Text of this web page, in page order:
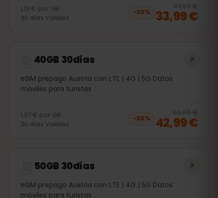
1,13 € por GB
30 días Validez
−20%
41,99 €
33,99 €
40GB 30días
eSIM prepago Austria con LTE | 4G | 5G Datos
móviles para turistas
1,07 € por GB
30 días Validez
−20%
53,99 €
42,99 €
50GB 30días
eSIM prepago Austria con LTE | 4G | 5G Datos
móviles para turistas